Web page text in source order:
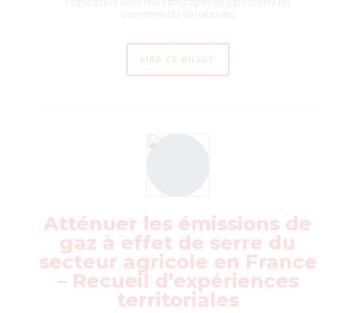
LIRE CE BILLET
Atténuer les émissions de
gaz à effet de serre du
secteur agricole en France
– Recueil d’expériences
territoriales